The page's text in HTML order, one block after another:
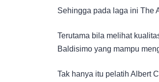
Sehingga pada laga ini The
Terutama bila melihat
Baldisimo yang mampu
Tak hanya itu pelatih Albert